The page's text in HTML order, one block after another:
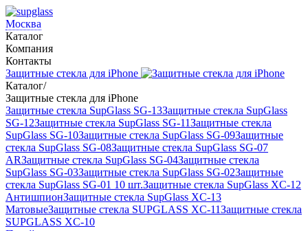
Москва
Каталог
Компания
Контакты
Защитные стекла для iPhone
Каталог/
Защитные стекла для iPhone
Защитные стекла SupGlass SG-13Защитные стекла SupGlass
SG-12Защитные стекла SupGlass SG-11Защитные стекла
SupGlass SG-10Защитные стекла SupGlass SG-09Защитные
стекла SupGlass SG-08Защитные стекла SupGlass SG-07
ARЗащитные стекла SupGlass SG-04Защитные стекла
SupGlass SG-03Защитные стекла SupGlass SG-02Защитные
стекла SupGlass SG-01 10 шт.Защитные стекла SupGlass XC-12
АнтишпионЗащитные стекла SupGlass XC-13
МатовыеЗащитные стекла SUPGLASS XC-11Защитные стекла
SUPGLASS XC-10